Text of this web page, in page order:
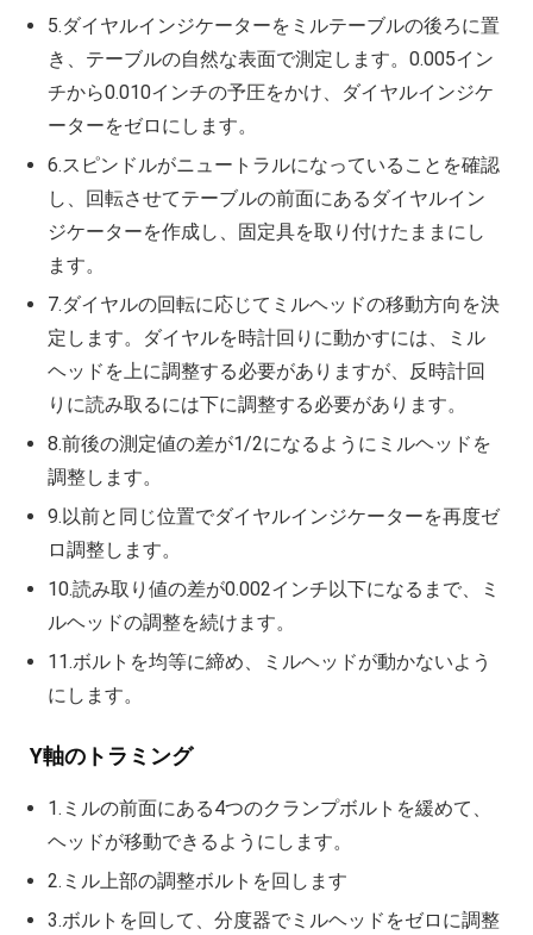
5.ダイヤルインジケーターをミルテーブルの後ろに置
き、テーブルの自然な表面で測定します。0.005イン
チから0.010インチの予圧をかけ、ダイヤルインジケ
ーターをゼロにします。
6.スピンドルがニュートラルになっていることを確認
し、回転させてテーブルの前面にあるダイヤルイン
ジケーターを作成し、固定具を取り付けたままにし
ます。
7.ダイヤルの回転に応じてミルヘッドの移動方向を決
定します。ダイヤルを時計回りに動かすには、ミル
ヘッドを上に調整する必要がありますが、反時計回
りに読み取るには下に調整する必要があります。
8.前後の測定値の差が1/2になるようにミルヘッドを
調整します。
9.以前と同じ位置でダイヤルインジケーターを再度ゼ
ロ調整します。
10.読み取り値の差が0.002インチ以下になるまで、ミ
ルヘッドの調整を続けます。
11.ボルトを均等に締め、ミルヘッドが動かないよう
にします。
Y軸のトラミング
1.ミルの前面にある4つのクランプボルトを緩めて、
ヘッドが移動できるようにします。
2.ミル上部の調整ボルトを回します
3.ボルトを回して、分度器でミルヘッドをゼロに調整